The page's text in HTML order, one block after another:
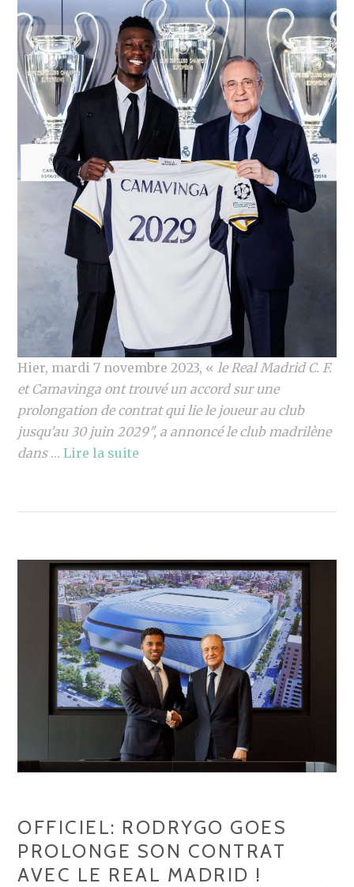
Hier, mardi 7 novembre 2023, «le Real Madrid C. F.
et Camavinga ont trouvé un accord sur une
prolongation de contrat qui lie le joueur au club
jusqu’au 30 juin 2029″, a annoncé le club madrilène
dans …Lire la suite
OFFICIEL: RODRYGO GOES
PROLONGE SON CONTRAT
AVEC LE REAL MADRID !